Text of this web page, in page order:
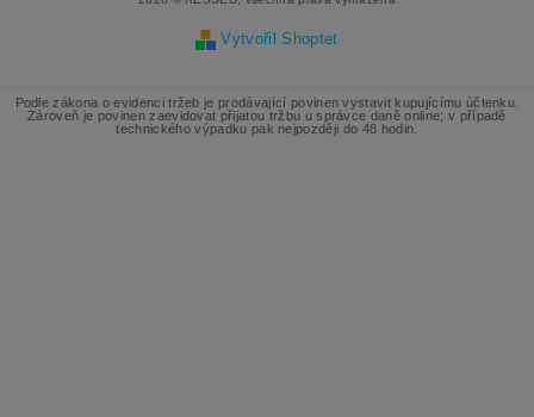
Vytvořil Shoptet
Podle zákona o evidenci tržeb je prodávající povinen vystavit kupujícímu účtenku.
Zároveň je povinen zaevidovat přijatou tržbu u správce daně online; v případě
technického výpadku pak nejpozději do 48 hodin.